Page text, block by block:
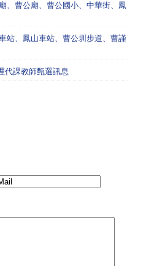
、曹公廟、曹公國小、中華街、鳳
站、鳳山車站、曹公圳步道、曹謹
代課教師甄選訊息